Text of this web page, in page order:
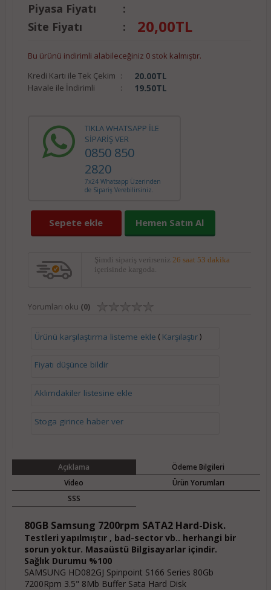
Piyasa Fiyatı
:
Site Fiyatı
: 20,00TL
Bu ürünü indirimli alabileceğiniz 0 stok kalmıştır.
Kredi Kartı ile Tek Çekim : 20.00TL
Havale ile İndirimli : 19.50TL
TIKLA WHATSAPP İLE
SİPARİŞ VER
0850 850
2820
7x24 Whatsapp Üzerinden
de Sipariş Verebilirsiniz.
Sepete ekle Hemen Satın Al
Şimdi sipariş verirseniz 26 saat 53 dakika
içerisinde kargoda.
Yorumları oku (0)
Ürünü karşılaştırma listeme ekle ( Karşılaştır)
Fiyatı düşünce bildir
Aklımdakiler listesine ekle
Stoga girince haber ver
Açıklama
Ödeme Bilgileri
Video
Ürün Yorumları
SSS
80GB Samsung 7200rpm SATA2 Hard-Disk.
Testleri yapılmıştır , bad-sector vb.. herhangi bir
sorun yoktur. Masaüstü Bilgisayarlar içindir.
Sağlık Durumu %100
SAMSUNG HD082GJ Spinpoint S166 Series 80Gb
7200Rpm 3.5" 8Mb Buffer Sata Hard Disk